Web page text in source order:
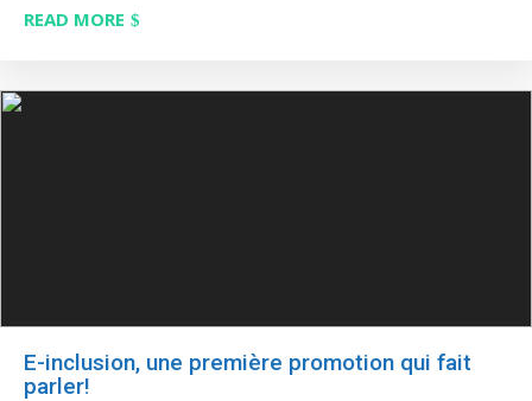
READ MORE
E-inclusion, une première promotion qui fait
parler!